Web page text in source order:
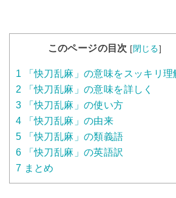
このページの目次 [閉じる]
1 「快刀乱麻」の意味をスッキリ理
2 「快刀乱麻」の意味を詳しく
3 「快刀乱麻」の使い方
4 「快刀乱麻」の由来
5 「快刀乱麻」の類義語
6 「快刀乱麻」の英語訳
7 まとめ